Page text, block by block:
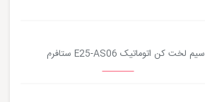
سیم لخت کن اتوماتیک E25-AS06 ستافرم